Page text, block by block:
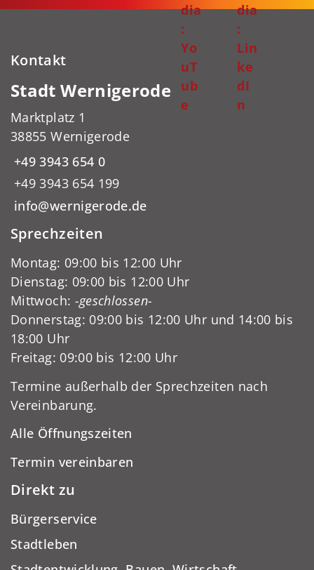
dia
:
Yo
uT
ub
e
dia
:
Lin
ke
dI
n
Kontakt
Stadt Wernigerode
Marktplatz 1
38855 Wernigerode
+49 3943 654 0
+49 3943 654 199
info@wernigerode.de
Sprechzeiten
Montag: 09:00 bis 12:00 Uhr
Dienstag: 09:00 bis 12:00 Uhr
Mittwoch: -geschlossen-
Donnerstag: 09:00 bis 12:00 Uhr und 14:00 bis
18:00 Uhr
Freitag: 09:00 bis 12:00 Uhr
Termine außerhalb der Sprechzeiten nach
Vereinbarung.
Alle Öffnungszeiten
Termin vereinbaren
Direkt zu
Bürgerservice
Stadtleben